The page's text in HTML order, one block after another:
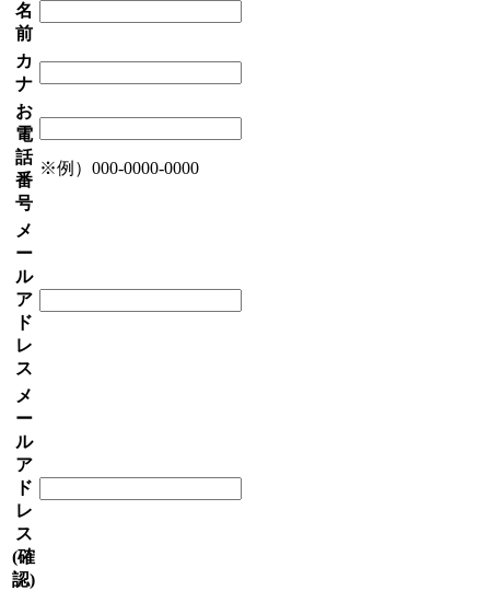
名
前
カ
ナ
お
電
話
番
号
※例）000-0000-0000
メ
ー
ル
ア
ド
レ
ス
メ
ー
ル
ア
ド
レ
ス
(確
認)